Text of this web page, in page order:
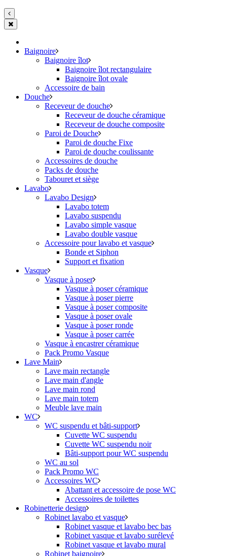
Baignoire
Baignoire îlot
Baignoire îlot rectangulaire
Baignoire îlot ovale
Accessoire de bain
Douche
Receveur de douche
Receveur de douche céramique
Receveur de douche composite
Paroi de Douche
Paroi de douche Fixe
Paroi de douche coulissante
Accessoires de douche
Packs de douche
Tabouret et siège
Lavabo
Lavabo Design
Lavabo totem
Lavabo suspendu
Lavabo simple vasque
Lavabo double vasque
Accessoire pour lavabo et vasque
Bonde et Siphon
Support et fixation
Vasque
Vasque à poser
Vasque à poser céramique
Vasque à poser pierre
Vasque à poser composite
Vasque à poser ovale
Vasque à poser ronde
Vasque à poser carrée
Vasque à encastrer céramique
Pack Promo Vasque
Lave Main
Lave main rectangle
Lave main d'angle
Lave main rond
Lave main totem
Meuble lave main
WC
WC suspendu et bâti-support
Cuvette WC suspendu
Cuvette WC suspendu noir
Bâti-support pour WC suspendu
WC au sol
Pack Promo WC
Accessoires WC
Abattant et accessoire de pose WC
Accessoires de toilettes
Robinetterie design
Robinet lavabo et vasque
Robinet vasque et lavabo bec bas
Robinet vasque et lavabo surélevé
Robinet vasque et lavabo mural
Robinet baignoire